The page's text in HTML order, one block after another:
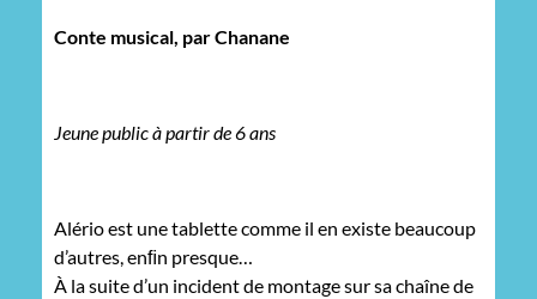
Conte musical, par Chanane
Jeune public à partir de 6 ans
Alério est une tablette comme il en existe beaucoup
d’autres, enﬁn presque…
À la suite d’un incident de montage sur sa chaîne de